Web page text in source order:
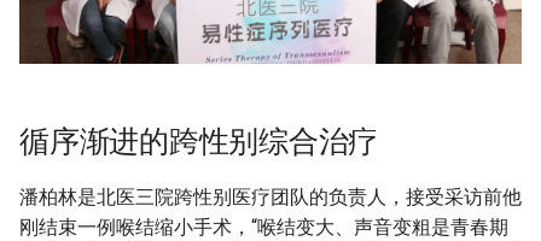
循序渐进的跨性别综合治疗
潘柏林是北医三院跨性别医疗团队的负责人，接受采访前他
刚结束一例喉结缩小手术，“喉结变大、声音变粗是青春期